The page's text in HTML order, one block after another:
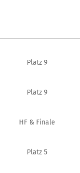
Platz 9
Platz 9
HF & Finale
Platz 5